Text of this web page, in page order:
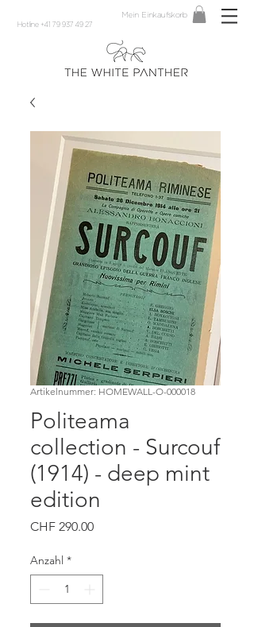
Hotline +41 79 937 49 27
Mein Einkaufskorb
Artikelnummer: HOMEWALL-O-000018
Politeama
collection - Surcouf
(1914) - deep mint
edition
CHF 290.00Preis
Anzahl *